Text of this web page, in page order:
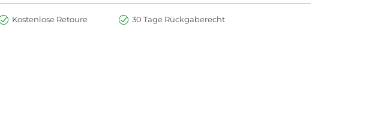
Kostenlose Retoure 30 Tage Rückgaberecht